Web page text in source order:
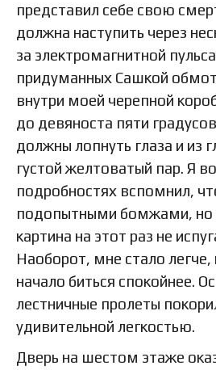
представил себе свою
должна наступить через
за электромагнитной
придуманных Сашкой
внутри моей черепной
до девяноста пяти
должны лопнуть глаза и из
густой желтоватый пар. Я
подробностях вспомнил,
подопытными бомжами, но
картина на этот раз не
Наоборот, мне стало
начало биться спокойнее.
лестничные пролеты
удивительной легкостью.
Дверь на шестом этаже